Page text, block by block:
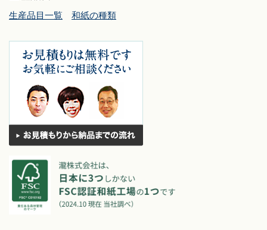
生産品目一覧 和紙の種類